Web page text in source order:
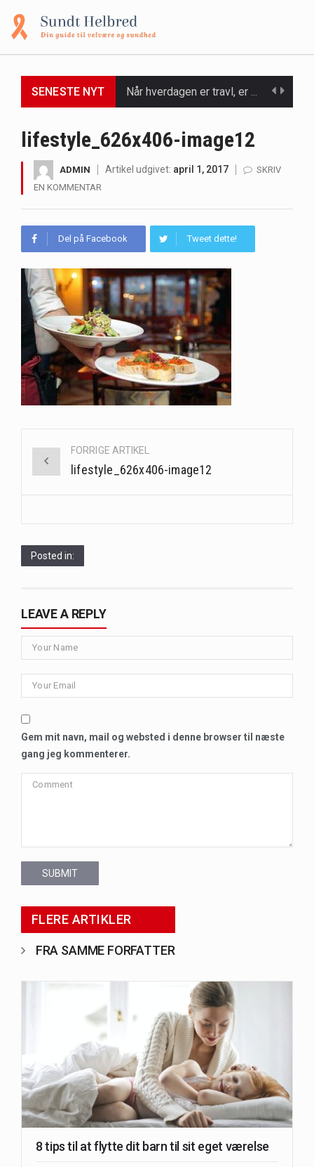
SENESTE NYT
Massagestole er ikke længere forbeholdt luksuriøse spaer og wellnesscentre - de er nu tilgængelige til…
lifestyle_626x406-image12
ADMIN Artikel udgivet: april 1, 2017
SKRIV
EN KOMMENTAR
Del på Facebook Tweet dette!
navigationFORRIGE ARTIKEL
lifestyle_626x406-image12
Posted in:
LEAVE A REPLY
Gem mit navn, mail og websted i denne browser til næste
gang jeg kommenterer.
SUBMIT
FLERE ARTIKLER
FRA SAMME FORFATTER
8 tips til at flytte dit barn til sit eget værelse